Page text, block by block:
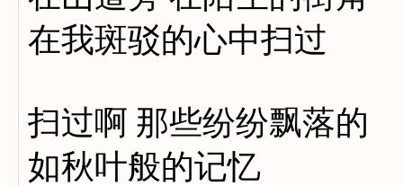
在我斑驳的心中扫过
扫过啊 那些纷纷飘落的
如秋叶般的记忆